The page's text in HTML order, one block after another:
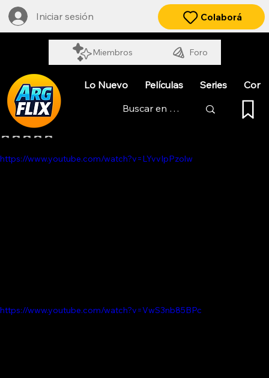
Iniciar sesión
Miembros Foro
Colaborá
Lo Nuevo Películas Series
TODO APARENTA NORMAL
Obtuvo NaN de 5 estrellas.
https://www.youtube.com/watch?v=LYvvIpPzolw
https://www.youtube.com/watch?v=VwS3nb85BPc